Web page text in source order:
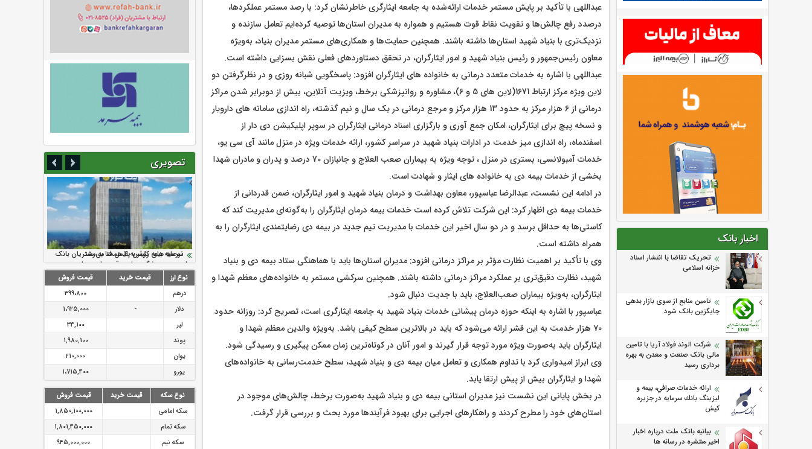
اخبار بانک
تحریک تقاضا با انتشار اسناد
خزانه اسلامی
تامین منابع از سوی بازار بدهی
جایگزین بانک شود
شرکت الوند فولاد آریا با تامین
مالی بانک صنعت و معدن به بهره
برداری رسید
ارائه خدمات صرافي، بيمه و
ليزينگ بانك سرمايه در جزيره
كيش
بیانیه بانک ملت درباره اخبار
اخیر منتشره در رسانه ها
عبداللهی با تأکید بر پایش مستمر خدمات ارائه‌شده به جامعه ایثارگری خاطرنشان کرد: با رصد مستمر عملکردها،
درصدد رفع چالش‌ها و تقویت نقاط قوت هستیم و همواره به مدیران استان‌ها توصیه کرده‌ایم تعامل سازنده و
نزدیک‌تری با بنیاد شهید استان‌ها داشته باشند. همچنین حمایت‌ها و همکاری‌های مستمر مدیران بنیاد، به‌ویژه
معاون رئیس‌جمهور و رئیس بنیاد شهید و امور ایثارگران، در تحقق دستاوردهای فعلی نقش بسزایی داشته است.
عبداللهی با اشاره به خدمات متعدد درمانی به خانواده های ایثارگران افزود: پاسخگویی شبانه روزی و در نظرگرفتن دو
لاین ویژه مرکز ارتباط 1671(لاین های 5 و 6)، مشاوره و روانپزشکی برخط، ویزیت آنلاین، بیش از دوبرابر شدن مراکز
درمانی از 6 هزار مرکز به حدود 13 هزار مرکز و مرجع درمانی در یک سال و نیم گذشته، راه اندازی سامانه های دارویار
و نسخه پیچ برای ایثارگران، امکان جمع آوری و بارگزاری اسناد درمانی ایثارگران در سوپر اپلیکیشن دی دار از
اسفندماه، راه اندازی میز خدمت در ادارات بنیاد شهید در سراسر کشور، ارائه خدمات ویژه در منزل مانند آی سی یو،
خدمات آمبولانسی، بستری در منزل ، توجه ویژه به بیماران صعب العلاج و جانبازان 70 درصد و پدران و مادران شهدا
بخشی از خدمات بیمه دی به خانواده های ایثار و شهادت است.
در ادامه این نشست، عبدالرضا عباسپور، معاون بهداشت و درمان بنیاد شهید و امور ایثارگران، ضمن قدردانی از
خدمات بیمه دی اظهار کرد: این شرکت تلاش کرده است خدمات بیمه درمان ایثارگران را به‌گونه‌ای مدیریت کند که
کاستی‌ها به حداقل برسد و در دو سال اخیر این خدمات با مدیریت تیم جدید در بیمه دی رضایتمندی ایثارگران را به
همراه داشته است.
وی با تأکید بر اهمیت نظارت مؤثر بر مراکز درمانی افزود: مدیران استان‌ها باید با هماهنگی ستاد بیمه دی و بنیاد
شهید، نظارت دقیق‌تری بر عملکرد مراکز درمانی داشته باشند. همچنین سرکشی مستمر به خانواده‌های معظم شهدا و
ایثارگران، به‌ویژه بیماران صعب‌العلاج، باید با جدیت دنبال شود.
عباسپور با اشاره به اینکه حوزه درمان پیشانی خدمات بنیاد شهید به جامعه ایثارگری است، تصریح کرد: روزانه حدود
۷۰ هزار خدمت به این قشر ارائه می‌شود که باید در بالاترین سطح کیفی باشد. به‌ویژه والدین معظم شهدا و
ایثارگران باید به‌صورت ویژه مورد توجه قرار گیرند و امور آنان در کوتاه‌ترین زمان ممکن پیگیری و رسیدگی شود.
وی ابراز امیدواری کرد با تداوم همکاری و تعامل میان بیمه دی و بنیاد شهید، سطح خدمت‌رسانی به خانواده‌های
شهدا و ایثارگران بیش از پیش ارتقا یابد.
در بخش پایانی این نشست نیز مدیران استانی بیمه دی و بنیاد شهید به‌صورت برخط، چالش‌های موجود در
استان‌های خود را مطرح کردند و راهکارهای اجرایی برای بهبود فرآیندها مورد بحث و بررسی قرار گرفت.
تصویری
ارزش سهام عدالت بالا رفت
سرمایه بیمه کوثر به ۴ همت می‌رسد
نود ثانیه با فولاد سنگان
تقدیر دبیرکل سندیکای بیمه گران ایران از
اقدامات مدیرعامل بیمه رازی
توصیه های رئیس پلیس فتا به مشتریان بانک
ها در مورد پیشگیری از سرقت های مجازی
نوع ارز قیمت خرید
قیمت فروش
درهم
399،800
دلار
-
1،925,000
لیر
34,100
پوند
1,980,100
یوان
210,000
یورو
1،715,400
نوع سکه قیمت خرید
قیمت فروش
سکه امامی
1,850,100,000
سکه تمام
1,801,450,000
سکه نیم
945,000,000